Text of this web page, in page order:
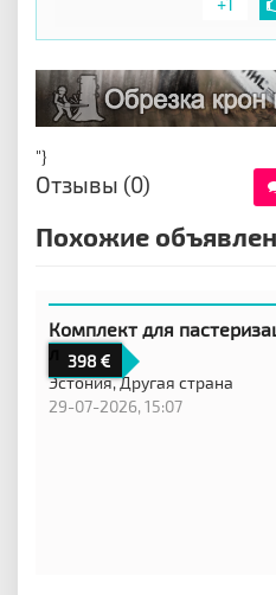
"}
Отзывы (0)
Похожие
398
Комплект для
Эстония,Другая страна
29-07-2026, 15:07